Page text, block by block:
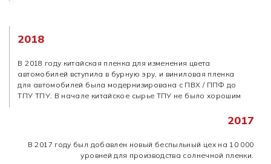
2018
В 2018 году китайская пленка для изменения цвета
автомобилей вступила в бурную эру, и виниловая пленка
для автомобилей была модернизирована с ПВХ / ППФ до
ТПУ ТПУ. В начале китайское сырье ТПУ не было хорошим
2017
В 2017 году был добавлен новый беспыльный цех на 10 000
уровней для производства солнечной пленки.